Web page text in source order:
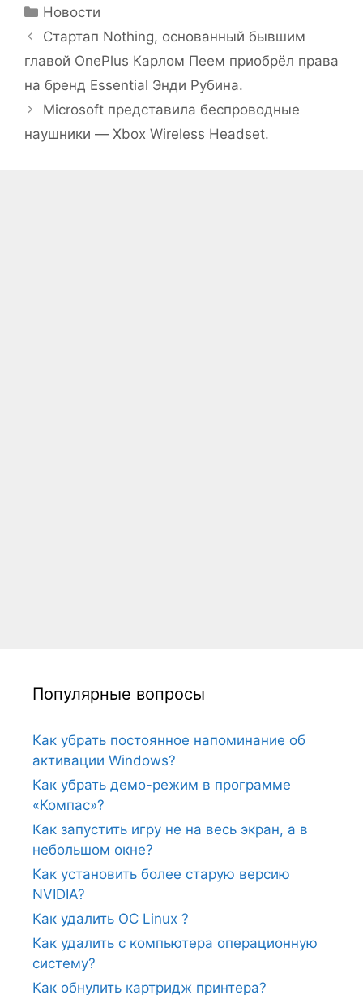
Рубрики
Новости
Стартап Nothing, основанный бывшим
главой OnePlus Карлом Пеем приобрёл права
на бренд Essential Энди Рубина.
Microsoft представила беспроводные
наушники — Xbox Wireless Headset.
Популярные вопросы
Как убрать постоянное напоминание об
активации Windows?
Как убрать демо-режим в программе
«Компас»?
Как запустить игру не на весь экран, а в
небольшом окне?
Как установить более старую версию
NVIDIA?
Как удалить ОС Linux ?
Как удалить с компьютера операционную
систему?
Как обнулить картридж принтера?